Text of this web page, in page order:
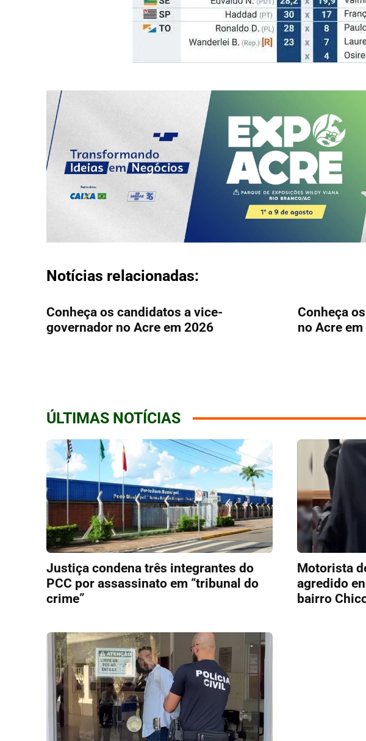
Notícias relacionadas:
Conheça os candidatos a vice-
governador no Acre em 2026
Conheça
no Acre
ÚLTIMAS NOTÍCIAS
Justiça condena três integrantes do
PCC por assassinato em “tribunal do
crime”
Motorista
agredido
bairro